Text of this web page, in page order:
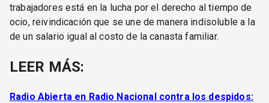
trabajadores está en la lucha por el derecho al tiempo de
ocio, reivindicación que se une de manera indisoluble a la
de un salario igual al costo de la canasta familiar.
LEER MÁS:
Radio Abierta en Radio Nacional contra los despidos: